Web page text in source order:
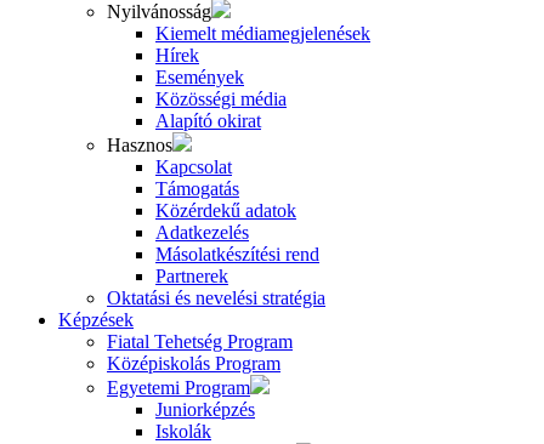
Nyilvánosság
Kiemelt médiamegjelenések
Hírek
Események
Közösségi média
Alapító okirat
Hasznos
Kapcsolat
Támogatás
Közérdekű adatok
Adatkezelés
Másolatkészítési rend
Partnerek
Oktatási és nevelési stratégia
Képzések
Fiatal Tehetség Program
Középiskolás Program
Egyetemi Program
Juniorképzés
Iskolák